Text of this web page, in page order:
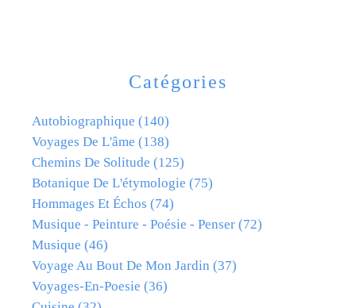
Catégories
Autobiographique (140)
Voyages De L'âme (138)
Chemins De Solitude (125)
Botanique De L'étymologie (75)
Hommages Et Échos (74)
Musique - Peinture - Poésie - Penser (72)
Musique (46)
Voyage Au Bout De Mon Jardin (37)
Voyages-En-Poesie (36)